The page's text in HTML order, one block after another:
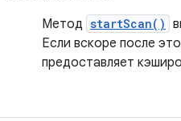
Метод startScan()
Если вскоре после
предоставляет